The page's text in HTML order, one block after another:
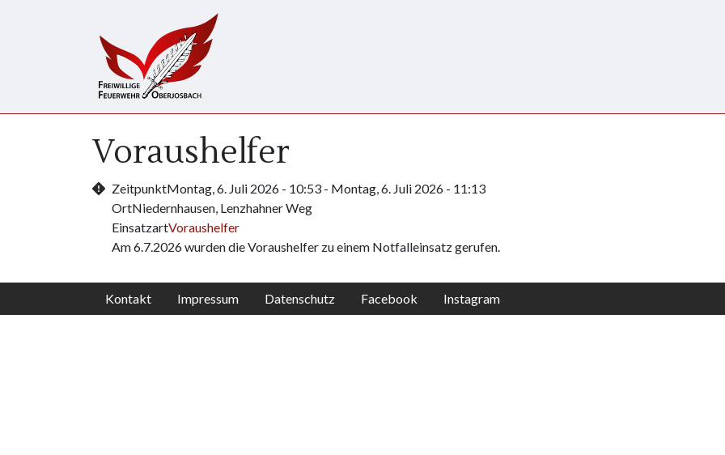
Voraushelfer
ZeitpunktMontag, 6. Juli 2026 - 10:53 - Montag, 6. Juli 2026 - 11:13
OrtNiedernhausen, Lenzhahner Weg
EinsatzartVoraushelfer
Am 6.7.2026 wurden die Voraushelfer zu einem Notfalleinsatz gerufen.
Kontakt Impressum Datenschutz Facebook Instagram